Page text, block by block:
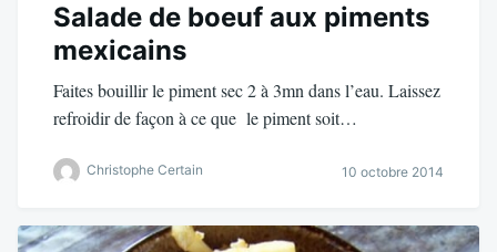
Salade de boeuf aux piments
mexicains
Faites bouillir le piment sec 2 à 3mn dans l’eau. Laissez
refroidir de façon à ce que le piment soit…
Christophe Certain 10 octobre 2014